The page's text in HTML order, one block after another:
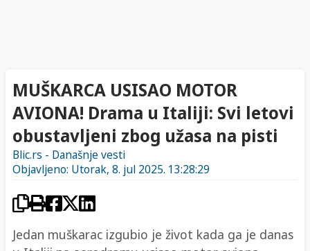
MUŠKARCA USISAO MOTOR
AVIONA! Drama u Italiji: Svi letovi
obustavljeni zbog užasa na pisti
Blic.rs - Današnje vesti
Objavljeno: Utorak, 8. jul 2025. 13:28:29
Jedan muškarac izgubio je život kada ga je danas